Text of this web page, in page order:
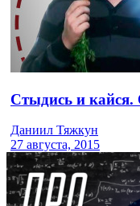
Стыдись и
Даниил Тяжкун
27 августа, 2015